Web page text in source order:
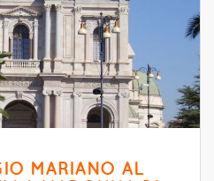
MARIANO AL